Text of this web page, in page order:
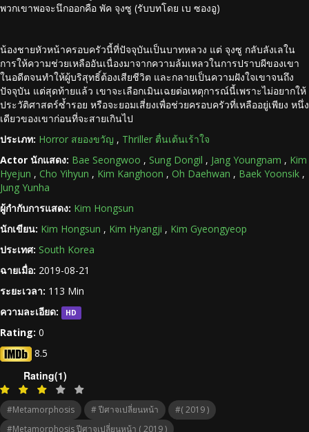
พวกเขาพอจะนึกออกคือ พัค จุงซู (รับบทโดย เบ ซองอู)
น้องชายหัวหน้าครอบครัวนี้ที่ปัจจุบันเป็นบาทหลวง แต่ จุงซู กลับลังเลใน
การให้ความช่วยเหลืออันเนื่องมาจากความล้มเหลวในการปราบผีของเขา
ในอดีตจนทำให้ผู้บริสุทธิ์ต้องเสียชีวิต และกลายเป็นความฝังใจเขาจนถึง
ปัจจุบัน แต่สุดท้ายแล้ว เขาจะเลือกเมินเฉยต่อเหตุการณ์นี้เพราะไม่อยากให้
ประวัติศาสตร์ซ้ำรอย หรือจะยอมเสี่ยงเพื่อช่วยครอบครัวที่เหลืออยู่เพียง หนึ่ง
เดียวของเขาก่อนที่จะสายเกินไป
ประเภท: Horror สยองขวัญ , Thriller ตื่นเต้นเร้าใจ
Actor นักแสดง: Bae Seongwoo , Sung Dongil , Jang Youngnam , Kim
Hyejun , Cho Yihyun , Kim Kanghoon , Oh Daehwan , Baek Yoonsik ,
Jung Yunha
ผู้กำกับการแสดง: Kim Hongsun
นักเขียน: Kim Hongsun , Kim Hyangji , Kim Gyeongyeop
ประเทศ: South Korea
ฉายเมื่อ: 2019-08-21
ระยะเวลา: 113 Min
ความละเอียด:
HD
Rating: 0
8.5
Rating(1)
#Metamorphosis # ปีศาจเปลี่ยนหน้า
#( 2019 )
#Metamorphosis ปีศาจเปลี่ยนหน้า ( 2019 )